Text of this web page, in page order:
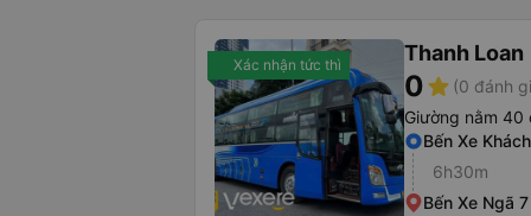
Xác nhận tức thì Thanh Loan
0star (0 đánh
Giường nằm 40
Bến Xe
6h30m
Bến Xe Ngã 7